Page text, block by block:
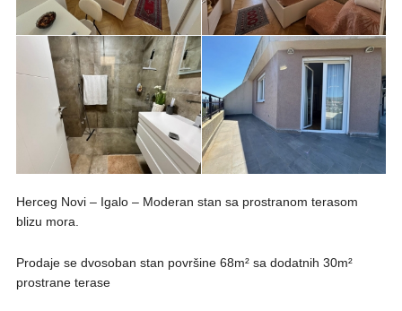
Herceg Novi – Igalo – Moderan stan sa prostranom terasom
blizu mora.
Prodaje se dvosoban stan površine 68m² sa dodatnih 30m²
prostrane terase